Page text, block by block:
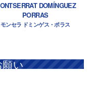
DOMÍNGUEZ
PORRAS
モンセラ ドミンゲス・ポラス
い